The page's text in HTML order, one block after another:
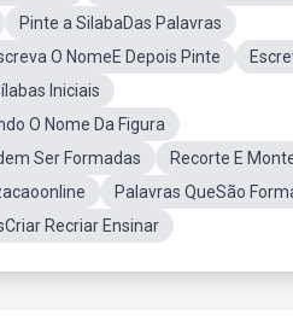
Pinte a SilabaDas Palavras
O NomeE Depois Pinte
Iniciais
O Nome Da Figura
Ser Formadas
Recorte E
Palavras QueSão
Recriar Ensinar